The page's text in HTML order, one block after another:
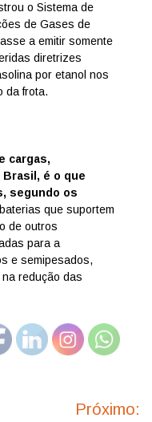
o Sistema de
de Gases de
a emitir somente
diretrizes
por etanol nos
da frota.
cargas,
é o que
segundo os
que suportem
de outros
para a
e semipesados,
redução das
Próximo: